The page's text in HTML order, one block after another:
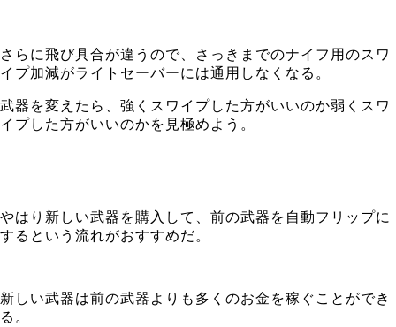
さらに飛び具合が違うので、さっきまでのナイフ用のスワ
イプ加減がライトセーバーには通用しなくなる。
武器を変えたら、強くスワイプした方がいいのか弱くスワ
イプした方がいいのかを見極めよう。
やはり新しい武器を購入して、前の武器を自動フリップに
するという流れがおすすめだ。
新しい武器は前の武器よりも多くのお金を稼ぐことができ
る。